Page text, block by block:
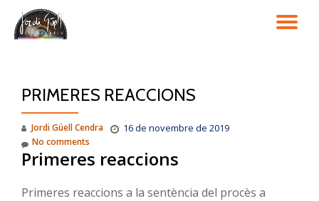
Skip
PRIMERES REACCIONS
Jordi Güell Cendra 16 de novembre de 2019
No comments
Primeres reaccions
Primeres reaccions a la sentència del procès a